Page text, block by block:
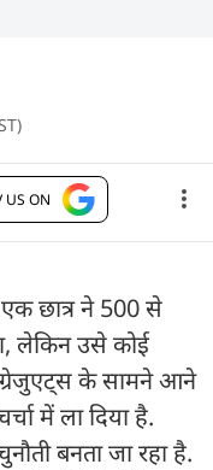
US ON
छात्र ने 500 से
लेकिन उसे कोई
ग्रेजुएट्स के सामने आने
में ला दिया है.
बनता जा रहा है.